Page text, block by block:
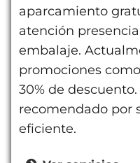
aparcamiento
atención
embalaje.
promociones
30% de
recomendado por
eficiente.